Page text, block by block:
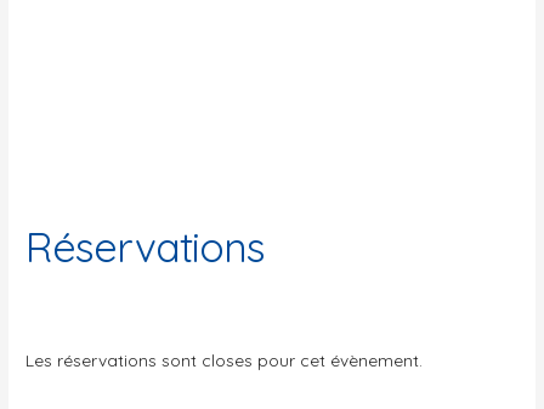
Réservations
Les réservations sont closes pour cet évènement.